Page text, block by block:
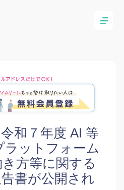
和７年度 AI 等
ラットフォーム
方等に関する
書が公開され